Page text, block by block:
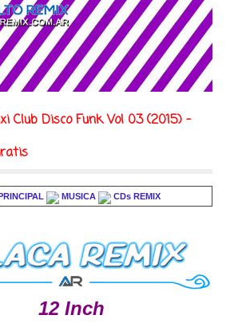
Club Disco Funk Vol 03 (2015) -
PRINCIPAL MUSICA CDs REMIX
12 Inch